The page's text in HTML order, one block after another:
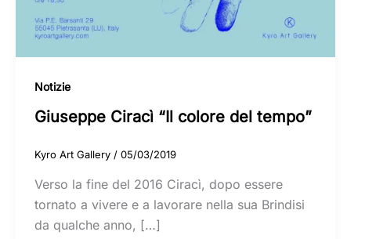
Notizie
Giuseppe Ciracì “Il colore del tempo”
Kyro Art Gallery / 05/03/2019
Verso la fine del 2016 Ciracì, dopo essere
tornato a vivere e a lavorare nella sua Brindisi
da qualche anno, […]